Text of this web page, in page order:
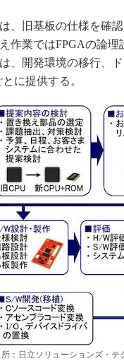
、旧基板の仕様を確
作業ではFPGAの論
、開発環境の移行、
に提供する。
：日立ソリューションズ・テ